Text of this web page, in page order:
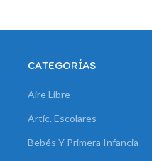
CATEGORÍAS
Aire Libre
Artíc. Escolares
Bebés Y Primera Infancia